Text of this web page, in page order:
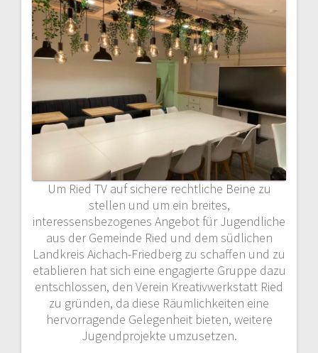
Um Ried TV auf sichere rechtliche Beine zu
stellen und um ein breites,
interessensbezogenes Angebot für Jugendliche
aus der Gemeinde Ried und dem südlichen
Landkreis Aichach-Friedberg zu schaffen und zu
etablieren hat sich eine engagierte Gruppe dazu
entschlossen, den Verein Kreativwerkstatt Ried
zu gründen, da diese Räumlichkeiten eine
hervorragende Gelegenheit bieten, weitere
Jugendprojekte umzusetzen.